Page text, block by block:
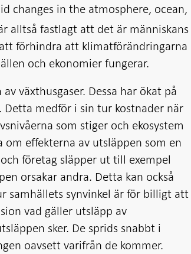
changes in the atmosphere, ocean,
alltså fastlagt att det är människans
förhindra att klimatförändringarna
och ekonomier fungerar.
växthusgaser. Dessa har ökat på
medför i sin tur kostnader när
som stiger och ekosystem
effekterna av utsläppen som en
företag släpper ut till exempel
orsakar andra. Detta kan också
samhällets synvinkel är för billigt att
vad gäller utsläpp av
sker. De sprids snabbt i
oavsett varifrån de kommer.